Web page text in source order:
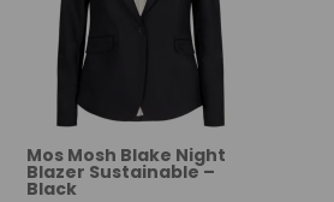
Mos Mosh Blake Night
Blazer Sustainable –
Black